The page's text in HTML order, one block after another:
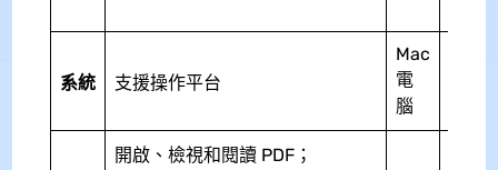
系統 支援操作平台
Mac
電
腦
開啟、檢視和閱讀 PDF；